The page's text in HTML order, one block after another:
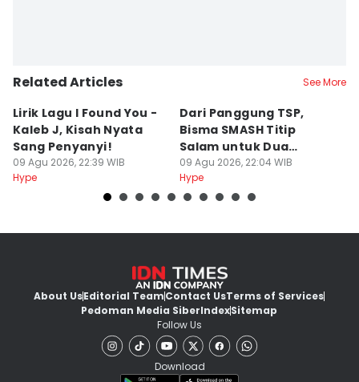
Related Articles See More
Lirik Lagu I Found You -
Kaleb J, Kisah Nyata
Sang Penyanyi!
09 Agu 2026, 22:39 WIB
Hype
Dari Panggung TSP,
Bisma SMASH Titip
Salam untuk Dua
Mantan Member
09 Agu 2026, 22:04 WIB
Hype
About UsEditorial TeamContact UsTerms of Services
Pedoman Media SiberIndexSitemap
Follow Us
Download